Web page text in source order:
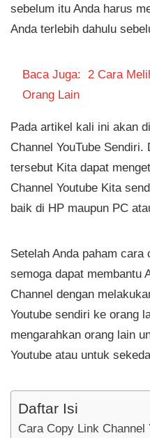
sebelum itu Anda harus
Anda terlebih dahulu
Baca Juga: 2 Cara
Orang Lain
Pada artikel kali ini akan
Channel YouTube
tersebut Kita dapat
Channel Youtube Kita
baik di HP maupun PC
Setelah Anda paham cara
semoga dapat membantu
Channel dengan
Youtube sendiri ke orang
mengarahkan orang lain
Youtube atau untuk
Daftar Isi
Cara Copy Link Channel